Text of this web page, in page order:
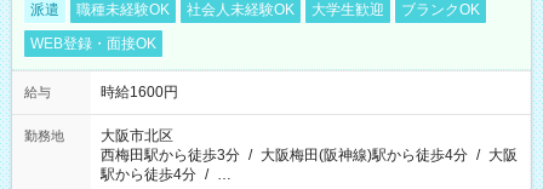
派遣 職種未経験OK 社会人未経験OK 大学生歓迎
ブランクOK
WEB登録・面接OK
給与 時給1600円
勤務地
大阪市北区
西梅田駅から徒歩3分 / 大阪梅田(阪神線)駅から徒歩4分 / 大阪
駅から徒歩4分 / …